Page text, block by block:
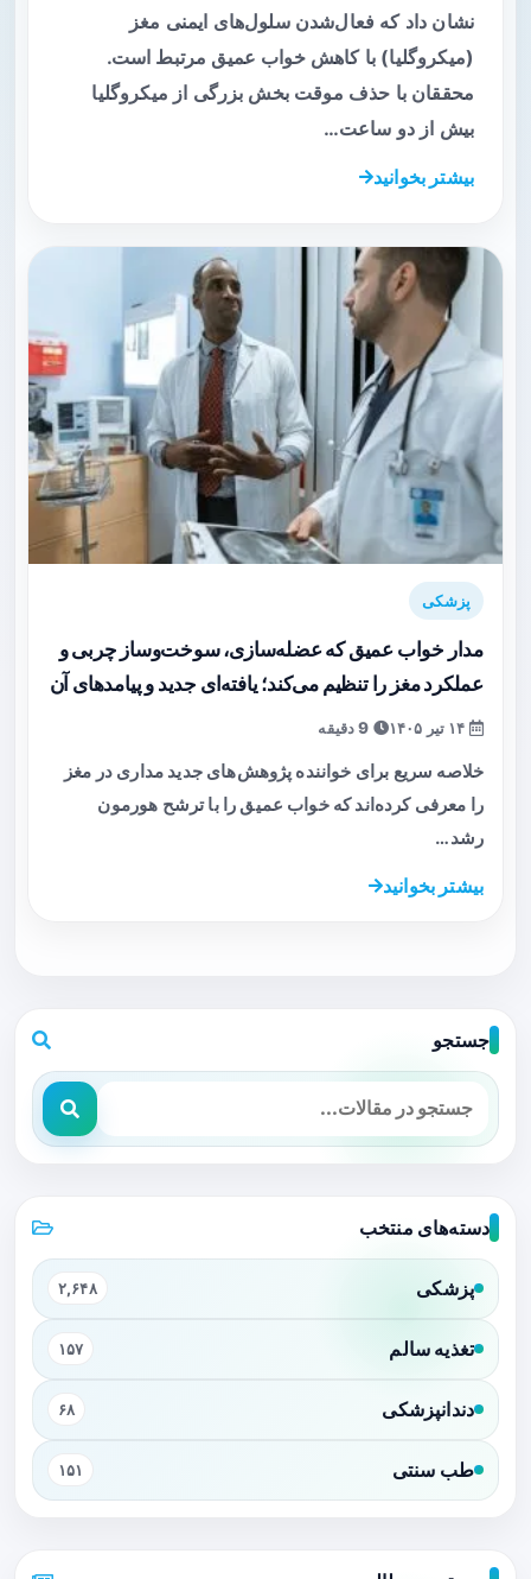
نشان داد که فعال‌شدن سلول‌های ایمنی مغز
(میکروگلیا) با کاهش خواب عمیق مرتبط است.
محققان با حذف موقت بخش بزرگی از میکروگلیا
بیش از دو ساعت…
بیشتر بخوانید
پزشکی
مدار خواب عمیق که عضله‌سازی، سوخت‌وساز چربی و
عملکرد مغز را تنظیم می‌کند؛ یافته‌ای جدید و پیامدهای آن
خلاصه سریع برای خواننده پژوهش‌های جدید مداری در مغز
را معرفی کرده‌اند که خواب عمیق را با ترشح هورمون
رشد…
بیشتر بخوانید
جستجو
دسته‌های منتخب
پزشکی ۲,۶۴۸
تغذیه سالم ۱۵۷
دندانپزشکی ۶۸
طب سنتی ۱۵۱